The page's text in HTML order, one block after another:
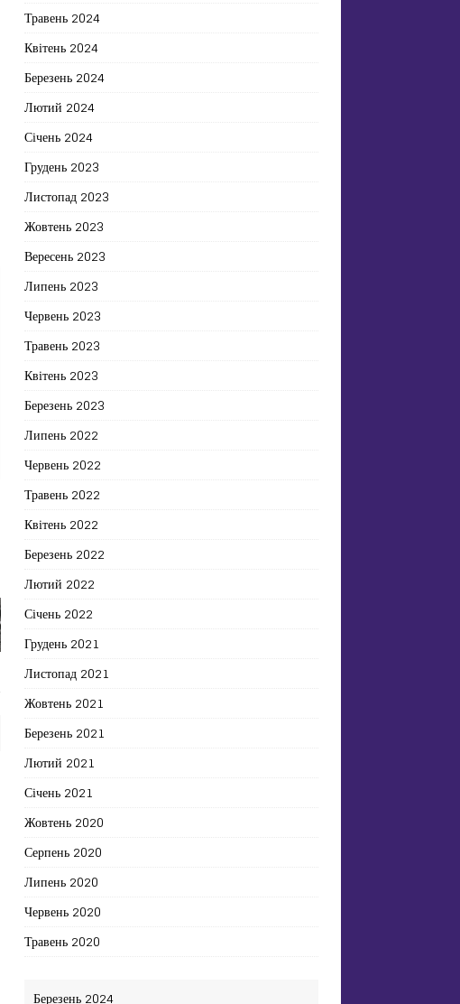
Травень 2024
Квітень 2024
Березень 2024
Лютий 2024
Січень 2024
Грудень 2023
Листопад 2023
Жовтень 2023
Вересень 2023
Липень 2023
Червень 2023
Травень 2023
Квітень 2023
Березень 2023
Липень 2022
Червень 2022
Травень 2022
Квітень 2022
Березень 2022
Лютий 2022
Січень 2022
Грудень 2021
Листопад 2021
Жовтень 2021
Березень 2021
Лютий 2021
Січень 2021
Жовтень 2020
Серпень 2020
Липень 2020
Червень 2020
Травень 2020
Березень 2024